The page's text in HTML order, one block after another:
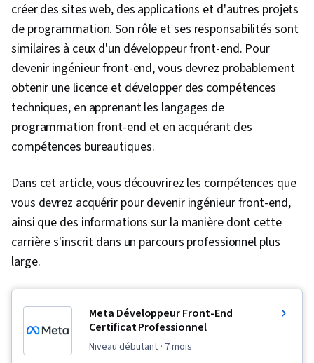
créer des sites web, des applications et d'autres projets
de programmation. Son rôle et ses responsabilités sont
similaires à ceux d'un développeur front-end. Pour
devenir ingénieur front-end, vous devrez probablement
obtenir une licence et développer des compétences
techniques, en apprenant les langages de
programmation front-end et en acquérant des
compétences bureautiques.
Dans cet article, vous découvrirez les compétences que
vous devrez acquérir pour devenir ingénieur front-end,
ainsi que des informations sur la manière dont cette
carrière s'inscrit dans un parcours professionnel plus
large.
Meta Développeur Front-End
Certificat Professionnel
niveau débutant · 7 mois